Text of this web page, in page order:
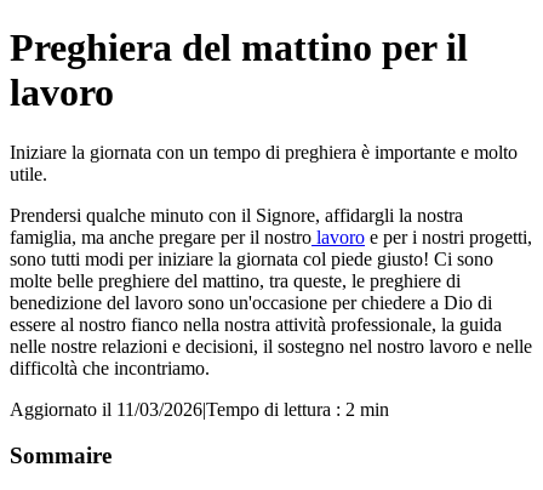
Preghiera del mattino per il
lavoro
Iniziare la giornata con un tempo di preghiera è importante e molto
utile.
Prendersi qualche minuto con il Signore, affidargli la nostra
famiglia, ma anche pregare per il nostro lavoro e per i nostri progetti,
sono tutti modi per iniziare la giornata col piede giusto! Ci sono
molte belle preghiere del mattino, tra queste, le preghiere di
benedizione del lavoro sono un'occasione per chiedere a Dio di
essere al nostro fianco nella nostra attività professionale, la guida
nelle nostre relazioni e decisioni, il sostegno nel nostro lavoro e nelle
difficoltà che incontriamo.
Aggiornato il 11/03/2026|Tempo di lettura : 2 min
Sommaire